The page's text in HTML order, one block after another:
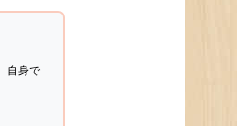
自身で